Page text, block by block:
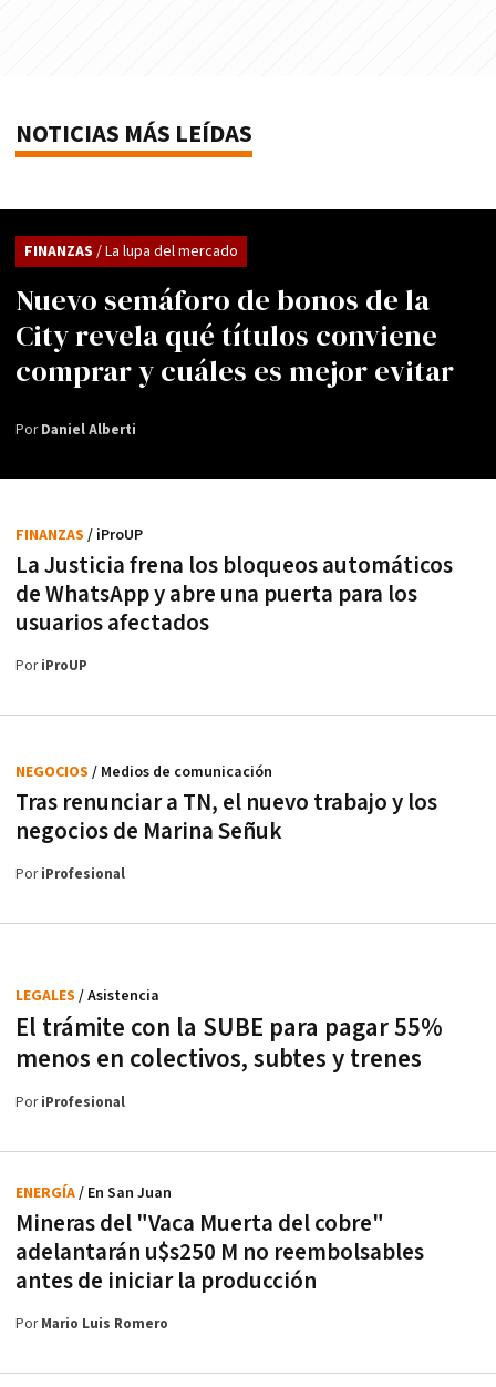
NOTICIAS MÁS LEÍDAS
Nuevo semáforo de bonos de la
City revela qué títulos conviene
comprar y cuáles es mejor evitar
FINANZAS / La lupa del mercado
PorDaniel Alberti
La Justicia frena los bloqueos automáticos
de WhatsApp y abre una puerta para los
usuarios afectados
FINANZAS / iProUP
PoriProUP
Tras renunciar a TN, el nuevo trabajo y los
negocios de Marina Señuk
NEGOCIOS / Medios de comunicación
PoriProfesional
El trámite con la SUBE para pagar 55%
menos en colectivos, subtes y trenes
LEGALES / Asistencia
PoriProfesional
Mineras del "Vaca Muerta del cobre"
adelantarán u$s250 M no reembolsables
antes de iniciar la producción
ENERGÍA/ En San Juan
PorMario Luis Romero